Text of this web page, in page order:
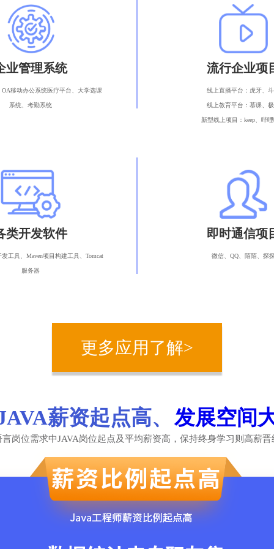
业管理系统
OA移动办公系统医疗平台、大学选课
系统、考勤系统
流行企业项
线上直播平台：虎牙、斗
线上教育平台：慕课、
新型线上项目：keep、哔
类开发软件
发工具、Maven项目构建工具、Tomcat
服务器
即时通信项
微信、QQ、陌陌、探
更多应用了解>
薪资起点高、 发展空间
言岗位需求中JAVA岗位起点及平均薪资高，保持终身学习则高薪晋